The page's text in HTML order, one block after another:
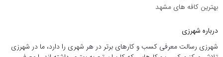
بهترین کافه های مشهد
درباره شهرزی
شهرزی رسالت معرفی کسب و کارهای برتر در هر شهری را دارد، ما در شهرزی